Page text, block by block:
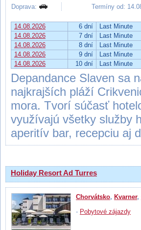
Doprava: Termíny od:
14.08.2026 6 dní Last Minute
14.08.2026
7 dní Last Minute
14.08.2026
8 dní Last Minute
14.08.2026
9 dní Last Minute
14.08.2026
10 dní Last Minute
Depandance Slaven sa
najkrajších pláží
mora. Tvorí súčasť
využívajú všetky služby
aperitív bar, recepciu aj
Holiday Resort Ad Turres
Chorvátsko, Kvarner,
- Pobytové zájazdy